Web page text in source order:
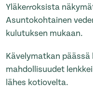
Yläkerroksista
Asuntokohtainen
kulutuksen mukaan.
Kävelymatkan
mahdollisuudet
lähes kotiovelta.